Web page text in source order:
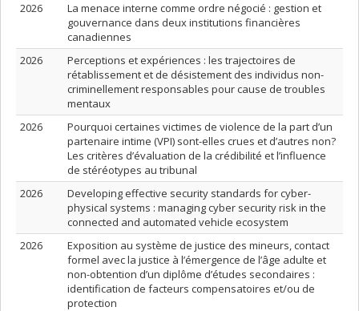
2026
La menace interne comme ordre négocié : gestion et
gouvernance dans deux institutions financières
canadiennes
2026
Perceptions et expériences : les trajectoires de
rétablissement et de désistement des individus non-
criminellement responsables pour cause de troubles
mentaux
2026
Pourquoi certaines victimes de violence de la part d’un
partenaire intime (VPI) sont-elles crues et d’autres non?
Les critères d’évaluation de la crédibilité et l’influence
de stéréotypes au tribunal
2026
Developing effective security standards for cyber-
physical systems : managing cyber security risk in the
connected and automated vehicle ecosystem
2026
Exposition au système de justice des mineurs, contact
formel avec la justice à l’émergence de l’âge adulte et
non-obtention d’un diplôme d’études secondaires :
identification de facteurs compensatoires et/ou de
protection